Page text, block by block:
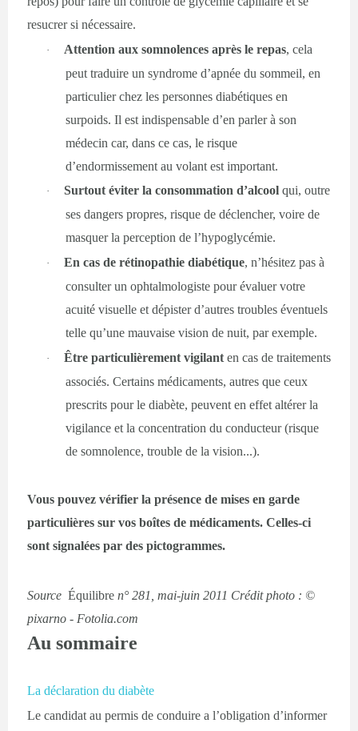
resucrer si nécessaire.
· Attention aux somnolences après le repas, cela
peut traduire un syndrome d’apnée du sommeil, en
particulier chez les personnes diabétiques en
surpoids. Il est indispensable d’en parler à son
médecin car, dans ce cas, le risque
d’endormissement au volant est important.
· Surtout éviter la consommation d’alcool qui, outre
ses dangers propres, risque de déclencher, voire de
masquer la perception de l’hypoglycémie.
· En cas de rétinopathie diabétique, n’hésitez pas à
consulter un ophtalmologiste pour évaluer votre
acuité visuelle et dépister d’autres troubles éventuels
telle qu’une mauvaise vision de nuit, par exemple.
· Être particulièrement vigilant en cas de traitements
associés. Certains médicaments, autres que ceux
prescrits pour le diabète, peuvent en effet altérer la
vigilance et la concentration du conducteur (risque
de somnolence, trouble de la vision...).
Vous pouvez vérifier la présence de mises en garde
particulières sur vos boîtes de médicaments. Celles-ci
sont signalées par des pictogrammes.
Source Équilibre n° 281, mai-juin 2011 Crédit photo : ©
pixarno - Fotolia.com
Au sommaire
La déclaration du diabète
Le candidat au permis de conduire a l’obligation d’informer